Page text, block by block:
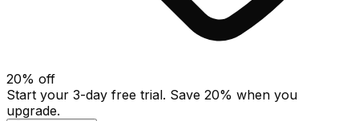
20% off
Start your 3-day free trial. Save 20% when you
upgrade.